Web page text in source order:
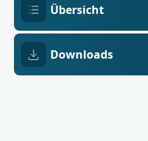
Übersicht
Downloads